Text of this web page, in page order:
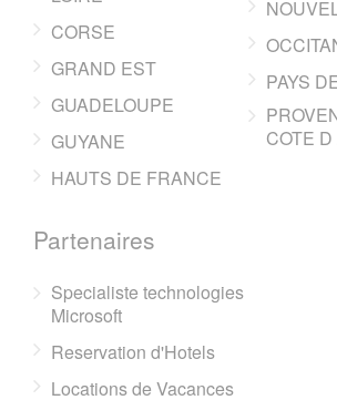
CORSE
GRAND EST
GUADELOUPE
GUYANE
HAUTS DE FRANCE
PAYS
COTE
Partenaires
Specialiste technologies
Microsoft
Reservation d'Hotels
Locations de Vacances